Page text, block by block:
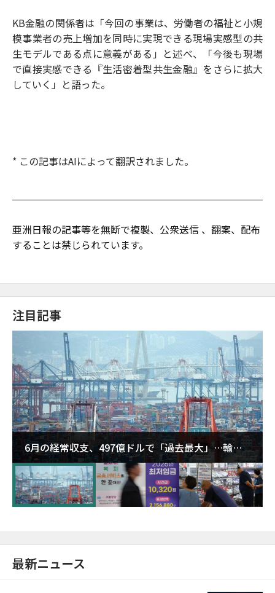
KB金融の関係者は「今回の事業は、労働者の福祉と小規
模事業者の売上増加を同時に実現できる現場実感型の共
生モデルである点に意義がある」と述べ、「今後も現場
で直接実感できる『生活密着型共生金融』をさらに拡大
していく」と語った。
* この記事はAIによって翻訳されました。
亜洲日報の記事等を無断で複製、公衆送信 、翻案、配布
することは禁じられています。
注目記事
6月の経常収支、497億ドルで「過去最大」…輸出
が初の1000億ドル突破
最新ニュース